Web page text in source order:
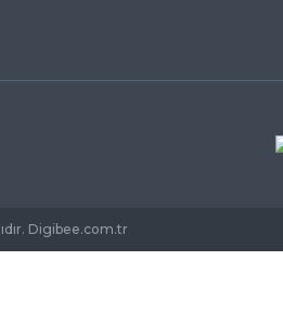
Digibee.com.tr